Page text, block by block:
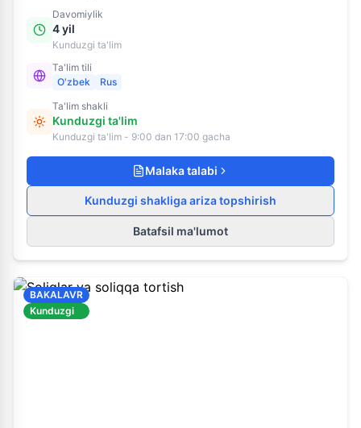
Davomiylik
4 yil
Kunduzgi ta'lim
Ta'lim tili
O'zbek
Rus
Ta'lim shakli
Kunduzgi ta'lim
Kunduzgi ta'lim - 9:00 dan 17:00 gacha
Malaka talabi
Kunduzgi shakliga ariza topshirish
Batafsil ma'lumot
BAKALAVR
Kunduzgi